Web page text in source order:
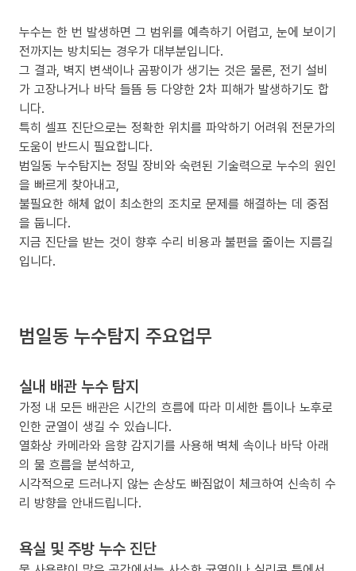
누수는 한 번 발생하면 그 범위를 예측하기 어렵고, 눈에 보이기
전까지는 방치되는 경우가 대부분입니다.
그 결과, 벽지 변색이나 곰팡이가 생기는 것은 물론, 전기 설비
가 고장나거나 바닥 들뜸 등 다양한 2차 피해가 발생하기도 합
니다.
특히 셀프 진단으로는 정확한 위치를 파악하기 어려워 전문가의
도움이 반드시 필요합니다.
범일동 누수탐지는 정밀 장비와 숙련된 기술력으로 누수의 원인
을 빠르게 찾아내고,
불필요한 해체 없이 최소한의 조치로 문제를 해결하는 데 중점
을 둡니다.
지금 진단을 받는 것이 향후 수리 비용과 불편을 줄이는 지름길
입니다.
범일동 누수탐지 주요업무
실내 배관 누수 탐지
가정 내 모든 배관은 시간의 흐름에 따라 미세한 틈이나 노후로
인한 균열이 생길 수 있습니다.
열화상 카메라와 음향 감지기를 사용해 벽체 속이나 바닥 아래
의 물 흐름을 분석하고,
시각적으로 드러나지 않는 손상도 빠짐없이 체크하여 신속히 수
리 방향을 안내드립니다.
욕실 및 주방 누수 진단